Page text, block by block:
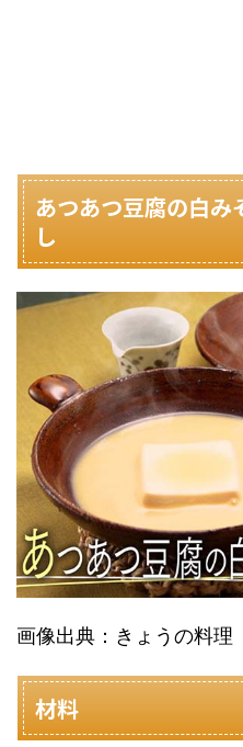
あつあつ豆腐の白み
し
画像出典：きょうの料理
材料